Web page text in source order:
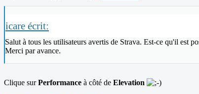
icare écrit:
Salut à tous les utilisateurs avertis de Strava. Est-ce qu'il est
Merci par avance.
Clique surPerformance à côté de Elevation